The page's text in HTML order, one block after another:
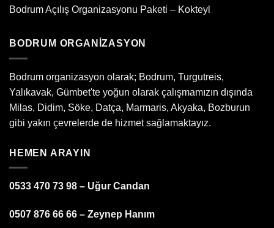
Bodrum Açılış Organizasyonu Paketi – Kokteyl
BODRUM ORGANIZASYON
Bodrum organizasyon olarak; Bodrum, Turgutreis,
Yalıkavak, Gümbet'te yoğun olarak çalışmamızın dışında
Milas, Didim, Söke, Datça, Marmaris, Akyaka, Bozburun
gibi yakın çevrelerde de hizmet sağlamaktayız.
HEMEN ARAYIN
0533 470 73 98 – Uğur Candan
0507 876 66 66 – Zeynep Hanım